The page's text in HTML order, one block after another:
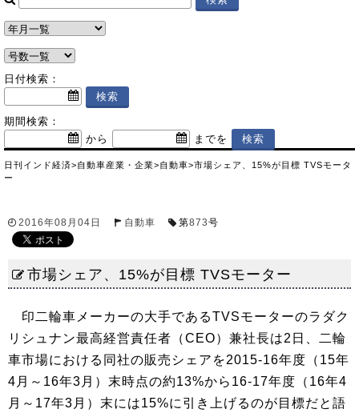
日付検索：
期間検索：
から
までを
日刊インド経済>自動車産業・企業>自動車>市場シェア、15%が目標 TVSモータ
ー
2016年08月04日 自動車 第873号
市場シェア、15%が目標 TVSモーター
印二輪車メーカーの大手であるTVSモーターのラダク
リシュナン最高経営責任者（CEO）兼社長は2日、二輪
車市場における同社の販売シェアを2015-16年度（15年
4月～16年3月）末時点の約13%から16-17年度（16年4
月～17年3月）末には15%に引き上げるのが目標だと語